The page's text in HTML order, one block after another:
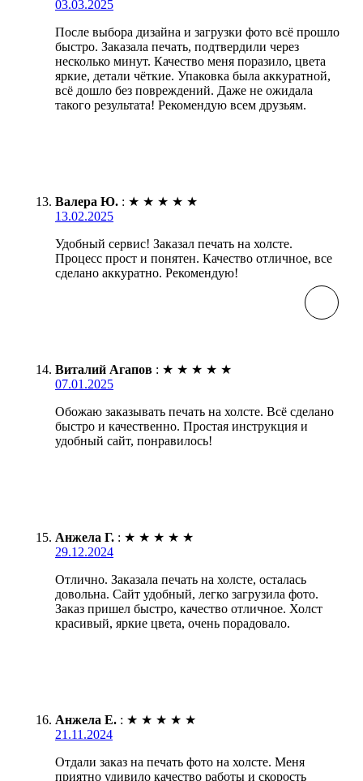
03.03.2025
После выбора дизайна и загрузки фото всё прошло
быстро. Заказала печать, подтвердили через
несколько минут. Качество меня поразило, цвета
яркие, детали чёткие. Упаковка была аккуратной,
всё дошло без повреждений. Даже не ожидала
такого результата! Рекомендую всем друзьям.
Валера Ю. : ★ ★ ★ ★ ★
13.02.2025
Удобный сервис! Заказал печать на холсте.
Процесс прост и понятен. Качество отличное, все
сделано аккуратно. Рекомендую!
Виталий Агапов : ★ ★ ★ ★ ★
07.01.2025
Обожаю заказывать печать на холсте. Всё сделано
быстро и качественно. Простая инструкция и
удобный сайт, понравилось!
Анжела Г. : ★ ★ ★ ★ ★
29.12.2024
Отлично. Заказала печать на холсте, осталась
довольна. Сайт удобный, легко загрузила фото.
Заказ пришел быстро, качество отличное. Холст
красивый, яркие цвета, очень порадовало.
Анжела Е. : ★ ★ ★ ★ ★
21.11.2024
Отдали заказ на печать фото на холсте. Меня
приятно удивило качество работы и скорость